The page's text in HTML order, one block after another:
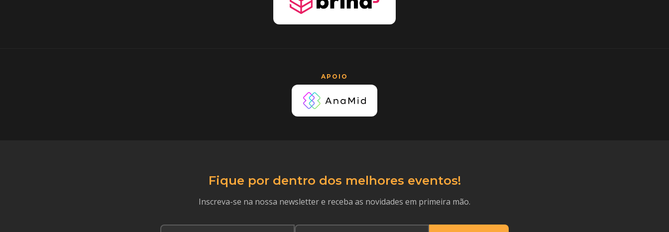
APOIO
Fique por dentro dos melhores eventos!
Inscreva-se na nossa newsletter e receba as novidades em primeira mão.